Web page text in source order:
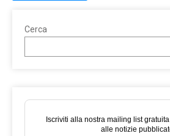
Cerca
Iscriviti alla nostra mailing list
alle notizie